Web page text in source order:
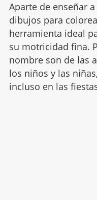
Aparte de enseñar
dibujos para
herramienta ideal
su motricidad fina.
nombre son de las
los niños y las
incluso en las